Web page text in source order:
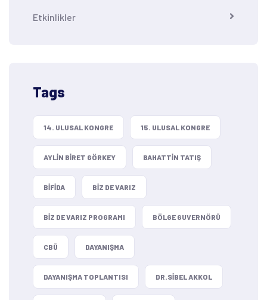
Etkinlikler
Tags
14. ULUSAL KONGRE 15. ULUSAL KONGRE
AYLIN BIRET GÖRKEY BAHATTIN TATIŞ
BIFIDA BIZ DE VARIZ
BIZ DE VARIZ PROGRAMI BÖLGE GUVERNÖRÜ
CBÜ DAYANIŞMA
DAYANIŞMA TOPLANTISI DR.SIBEL AKKOL